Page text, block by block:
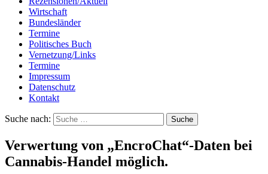
Wirtschaft
Bundesländer
Termine
Politisches Buch
Vernetzung/Links
Termine
Impressum
Datenschutz
Kontakt
Suche nach:
Verwertung von „EncroChat“-Daten bei
Cannabis-Handel möglich.